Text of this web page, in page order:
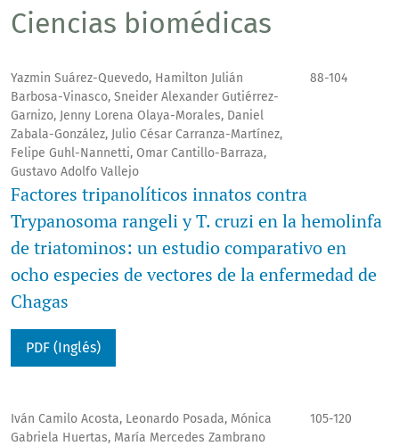
Ciencias biomédicas
Yazmin Suárez-Quevedo, Hamilton Julián
Barbosa-Vinasco, Sneider Alexander Gutiérrez-
Garnizo, Jenny Lorena Olaya-Morales, Daniel
Zabala-González, Julio César Carranza-Martínez,
Felipe Guhl-Nannetti, Omar Cantillo-Barraza,
Gustavo Adolfo Vallejo
88-104
Factores tripanolíticos innatos contra
Trypanosoma rangeli y T. cruzi en la hemolinfa
de triatominos: un estudio comparativo en
ocho especies de vectores de la enfermedad de
Chagas
PDF (Inglés)
Iván Camilo Acosta, Leonardo Posada, Mónica
Gabriela Huertas, María Mercedes Zambrano
105-120